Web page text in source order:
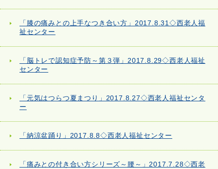
「膝の痛みとの上手なつき合い方」2017.8.31◇西老人福
祉センター
「脳トレで認知症予防～第３弾」2017.8.29◇西老人福祉
センター
「元気はつらつ夏まつり」2017.8.27◇西老人福祉センタ
ー
「納涼盆踊り」2017.8.8◇西老人福祉センター
「痛みとの付き合い方シリーズ～腰～」2017.7.28◇西老